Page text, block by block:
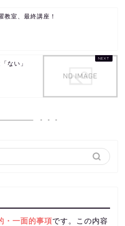
教室、最終講座！
ない」
・一面的事項です。この内容